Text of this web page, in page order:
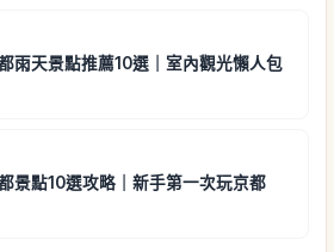
雨天景點推薦10選｜室內觀光懶人包
景點10選攻略｜新手第一次玩京都